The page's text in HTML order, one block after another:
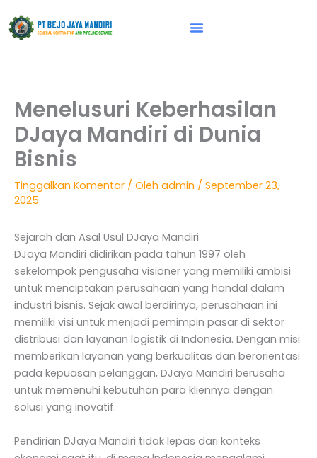
ke
konten
Menelusuri Keberhasilan
DJaya Mandiri di Dunia
Bisnis
Tinggalkan Komentar / Oleh admin / September 23,
2025
Sejarah dan Asal Usul DJaya Mandiri
DJaya Mandiri didirikan pada tahun 1997 oleh
sekelompok pengusaha visioner yang memiliki ambisi
untuk menciptakan perusahaan yang handal dalam
industri bisnis. Sejak awal berdirinya, perusahaan ini
memiliki visi untuk menjadi pemimpin pasar di sektor
distribusi dan layanan logistik di Indonesia. Dengan misi
memberikan layanan yang berkualitas dan berorientasi
pada kepuasan pelanggan, DJaya Mandiri berusaha
untuk memenuhi kebutuhan para kliennya dengan
solusi yang inovatif.
Pendirian DJaya Mandiri tidak lepas dari konteks